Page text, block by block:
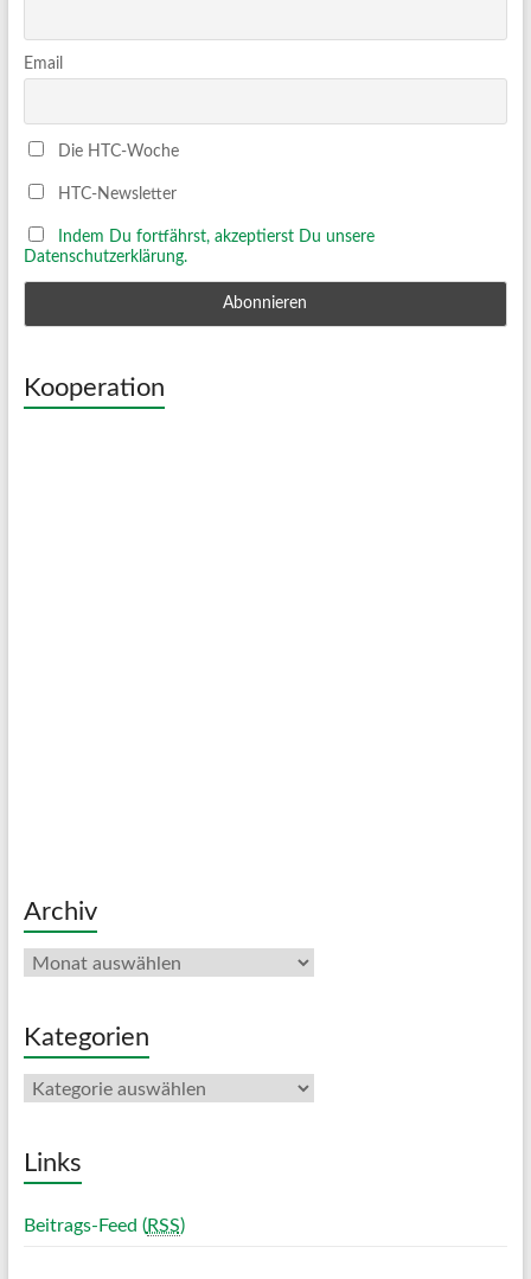
Email
Die HTC-Woche
HTC-Newsletter
Indem Du fortfährst, akzeptierst Du unsere
Datenschutzerklärung.
Kooperation
Archiv
Archiv
Kategorien
Kategorien
Links
Beitrags-Feed (RSS)